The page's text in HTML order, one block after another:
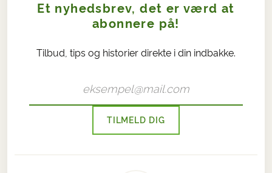
Et nyhedsbrev, det er værd at
abonnere på!
Tilbud, tips og historier direkte i din indbakke.
TILMELD DIG